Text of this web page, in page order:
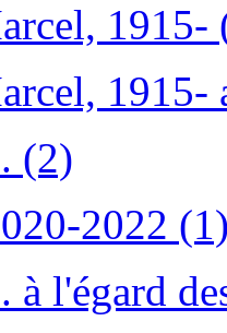
1915-
1915-
(2)
2022
à l'égard